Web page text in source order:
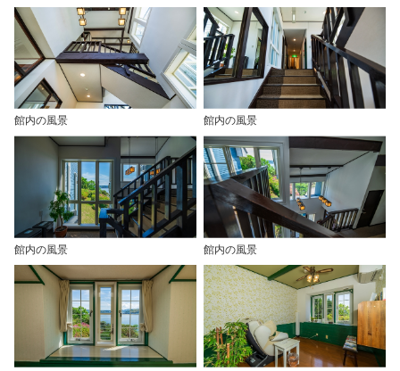
館内の風景 館内の風景
館内の風景 館内の風景